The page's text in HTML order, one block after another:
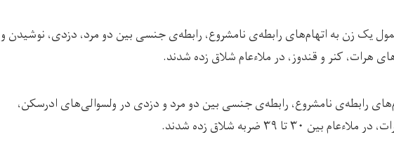
جدی) ۱۴ تن به‌شمول یک زن به اتهام‌های رابطه‌ی نامشروع، رابطه‌ی جنسی بین دو مرد، دزدی، نوشیدن و
هرات، کنر و قندوز، در ملاءعام شلاق زده شدند.
رابطه‌ی نامشروع، رابطه‌ی جنسی بین دو مرد و دزدی در ولسوالی‌های ادرسکن،
تا ۳۹ ضربه شلاق زده شدند.